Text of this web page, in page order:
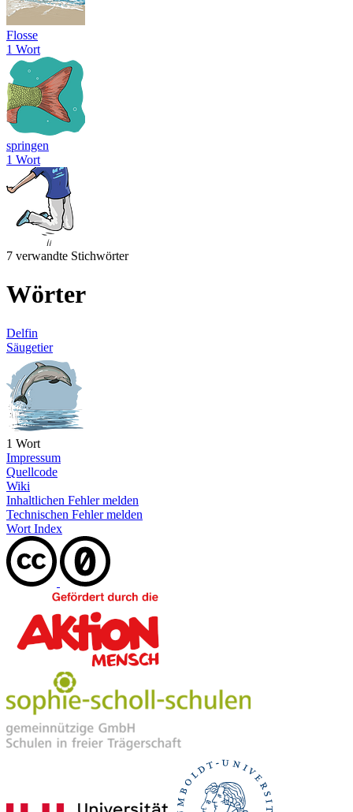
Flosse
1 Wort
springen
1 Wort
7 verwandte Stichwörter
Wörter
Delfin
Säugetier
1 Wort
Impressum
Quellcode
Wiki
Inhaltlichen Fehler melden
Technischen Fehler melden
Wort Index